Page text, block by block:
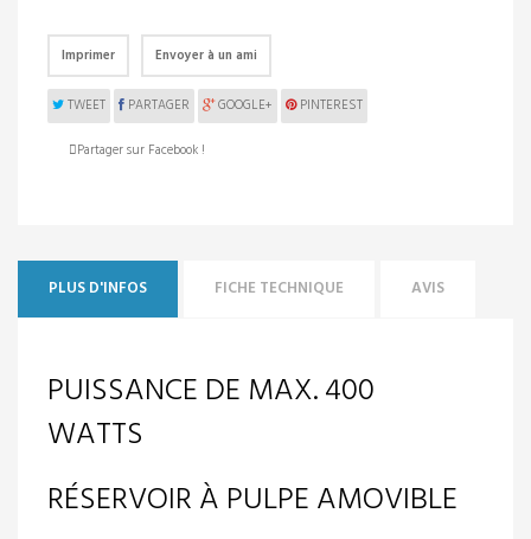
Imprimer Envoyer à un ami
TWEET PARTAGER GOOGLE+ PINTEREST
Partager sur Facebook !
PLUS D'INFOS FICHE TECHNIQUE AVIS
PUISSANCE DE MAX. 400
WATTS
RÉSERVOIR À PULPE AMOVIBLE